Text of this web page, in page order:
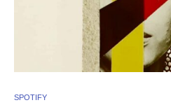
SPOTIFY